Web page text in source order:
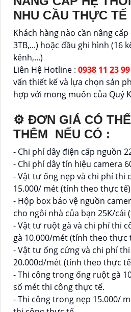
NHU CẦU THỰC TẾ
Khách hàng nào cần nâng cấp
3TB,...) hoặc đầu ghi hình (16
kênh,...)
Liên Hệ Hotline : 0938 11 23 99
vấn thiết kế và lựa chọn sản
hợp với mong muốn của Quý
⚙ ĐƠN GIÁ CÓ
THÊM NẾU CÓ :
- Chi phí dây điện cấp nguồn
- Chi phí dây tín hiệu camera
- Vật tư ống nẹp và chi phí thi
15.000/ mét (tính theo thực tế)
- Hộp box bảo vệ nguồn
cho ngôi nhà của bạn 25K/
- Vật tư ruột gà và chi phí thi
gà 10.000/mét (tính theo thực
- Vật tư ống cứng và chi phí
20.000đ/mét (tính theo thực
- Thi công trong ống ruột gà
số mét thi công thực tế.
- Thi công trong nẹp 15.000/